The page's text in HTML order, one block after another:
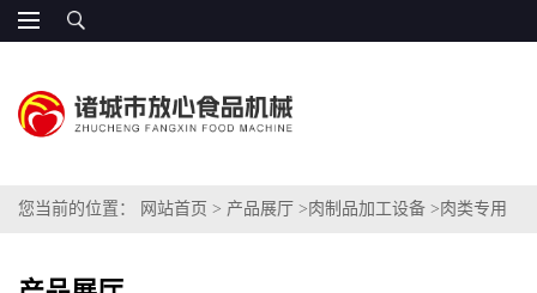
您当前的位置： 网站首页 > 产品展厅 > 肉制品加工设备 > 肉类专用